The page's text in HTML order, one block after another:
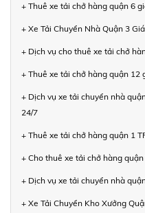
+ Thuê xe tải chở hàng quận 6
+ Xe Tải Chuyển Nhà Quận 3
+ Dịch vụ cho thuê xe tải chở
+ Thuê xe tải chở hàng quận 12
+ Dịch vụ xe tải chuyển nhà
24/7
+ Thuê xe tải chở hàng quận 1
+ Cho thuê xe tải chở hàng
+ Dịch vụ xe tải chuyển nhà
+ Xe Tải Chuyển Kho Xưởng